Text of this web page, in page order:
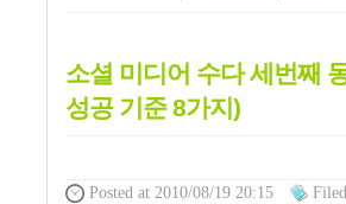
소셜 미디어 수다 세번째
성공 기준 8가지)
Posted at 2010/08/19 20:15 Filed